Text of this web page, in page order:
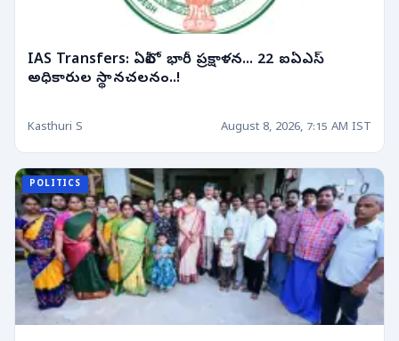
IAS Transfers: ఏపీలో భారీ ప్రక్షాళన... 22 ఐఏఎస్
అధికారుల స్థానచలనం..!
Kasthuri S August 8, 2026, 7:15 AM IST
POLITICS